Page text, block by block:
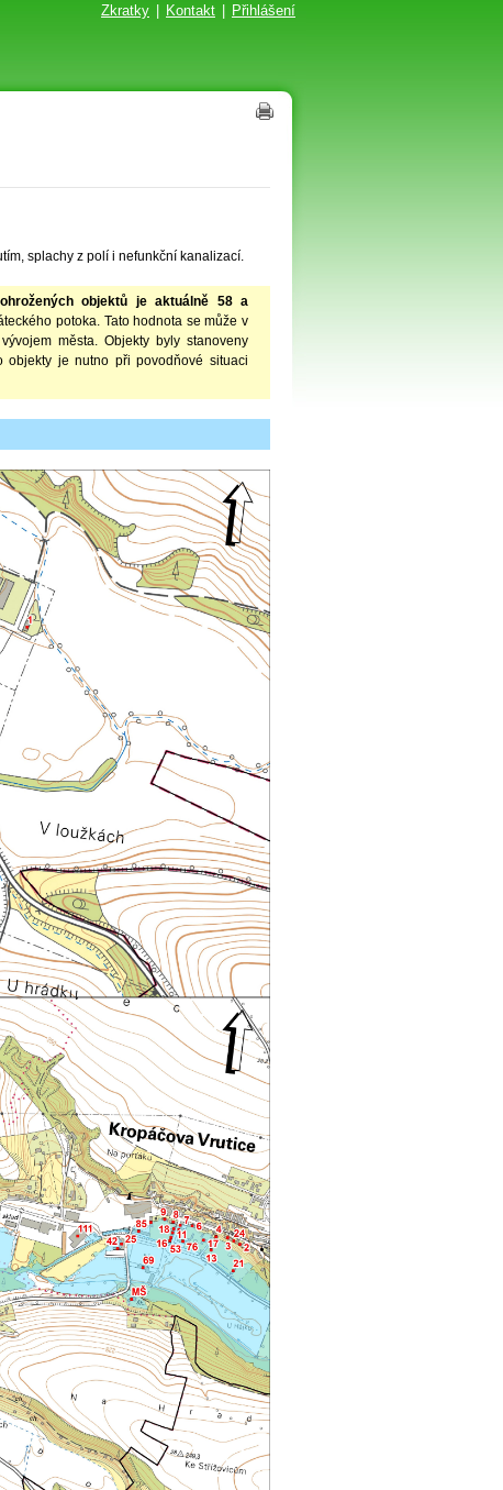
Zkratky Kontakt Přihlášení
splachy z polí i nefunkční kanalizací.
ohrožených objektů je aktuálně 58 a
potoka. Tato hodnota se může v
města. Objekty byly stanoveny
objekty je nutno při povodňové situaci